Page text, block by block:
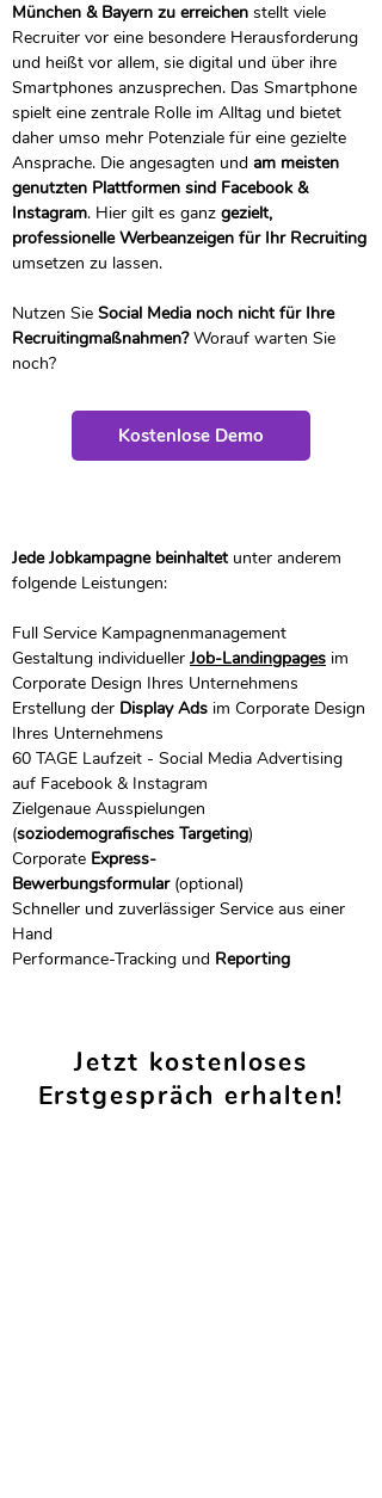
München & Bayern zu erreichen stellt viele
Recruiter vor eine besondere Herausforderung
und heißt vor allem, sie digital und über ihre
Smartphones anzusprechen. Das Smartphone
spielt eine zentrale Rolle im Alltag und bietet
daher umso mehr Potenziale für eine gezielte
Ansprache. Die angesagten und am meisten
genutzten Plattformen sind Facebook &
Instagram. Hier gilt es ganz gezielt,
professionelle Werbeanzeigen für Ihr Recruiting
umsetzen zu lassen.
Nutzen Sie Social Media noch nicht für Ihre
Recruitingmaßnahmen?Worauf warten Sie
noch?
Jede Jobkampagnebeinhaltetunter anderem
folgende Leistungen:
Full Service Kampagnenmanagement
​​Gestaltung individueller Job-Landingpages im
Corporate Design Ihres Unternehmens
Erstellung der Display Ads im Corporate Design
Ihres Unternehmens
​60 TAGE Laufzeit - Social Media Advertising
auf Facebook & Instagram
Zielgenaue Ausspielungen
(soziodemografisches Targeting)
Corporate Express-
Bewerbungsformular(optional)
​Schneller und zuverlässiger Service aus einer
Hand
​Performance-Tracking und Reporting
Kostenlose Demo
Jetzt kostenloses
Erstgespräch erhalten!